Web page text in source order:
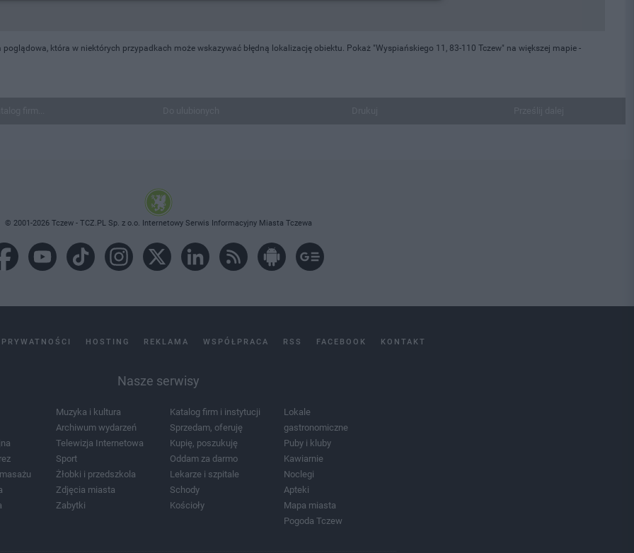
poglądowa, która w niektórych przypadkach może wskazywać błędną lokalizację obiektu. Pokaż "Wyspiańskiego 11, 83-110 Tczew" na większej mapie -
© 2001-2026 Tczew - TCZ.PL Sp. z o.o. Internetowy Serwis Informacyjny Miasta Tczewa
HOSTING REKLAMA WSPÓŁPRACA RSS FACEBOOK KONTAKT
Nasze serwisy
Muzyka i kultura
Archiwum wydarzeń
Telewizja Internetowa
Sport
Żłobki i przedszkola
Zdjęcia miasta
Zabytki
Katalog firm i instytucji
Sprzedam, oferuję
Kupię, poszukuję
Oddam za darmo
Lekarze i szpitale
Schody
Kościoły
Lokale
gastronomiczne
Puby i kluby
Kawiarnie
Noclegi
Apteki
Mapa miasta
Pogoda Tczew